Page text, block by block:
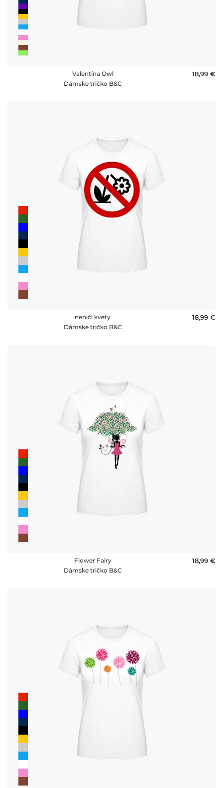
Valentína Owl
Dámske tričko B&C
18,99 €
neničí kvety
Dámske tričko B&C
18,99 €
Flower Fairy
Dámske tričko B&C
18,99 €